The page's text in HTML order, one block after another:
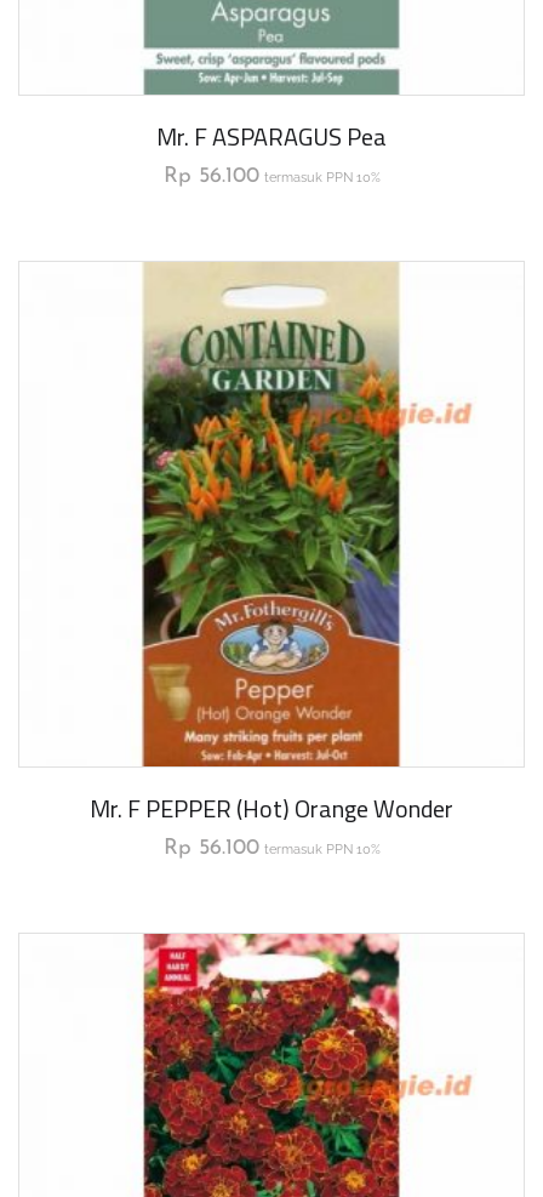
Mr. F ASPARAGUS Pea
Rp 56.100 termasuk PPN 10%
Mr. F PEPPER (Hot) Orange Wonder
Rp 56.100 termasuk PPN 10%